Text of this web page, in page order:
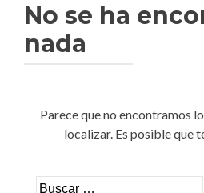
No se ha
nada
Parece que no encontramos
localizar. Es posible que
Buscar: